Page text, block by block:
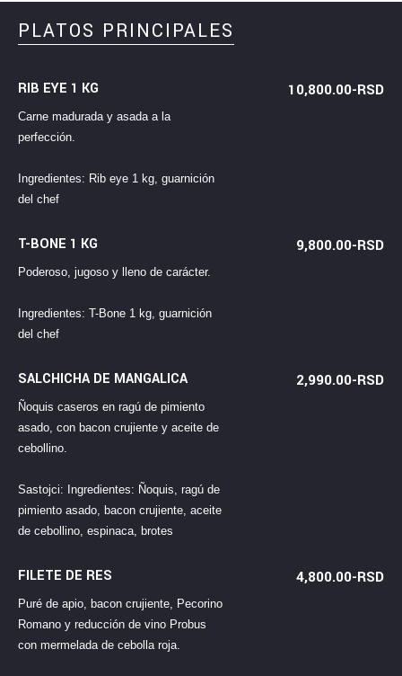
PLATOS PRINCIPALES
RIB EYE 1 KG 10,800.00-RSD
Carne madurada y asada a la
perfección.
Ingredientes: Rib eye 1 kg, guarnición
del chef
T-BONE 1 KG 9,800.00-RSD
Poderoso, jugoso y lleno de carácter.
Ingredientes: T-Bone 1 kg, guarnición
del chef
SALCHICHA DE MANGALICA 2,990.00-RSD
Ñoquis caseros en ragú de pimiento
asado, con bacon crujiente y aceite de
cebollino.
Sastojci: Ingredientes: Ñoquis, ragú de
pimiento asado, bacon crujiente, aceite
de cebollino, espinaca, brotes
FILETE DE RES 4,800.00-RSD
Puré de apio, bacon crujiente, Pecorino
Romano y reducción de vino Probus
con mermelada de cebolla roja.